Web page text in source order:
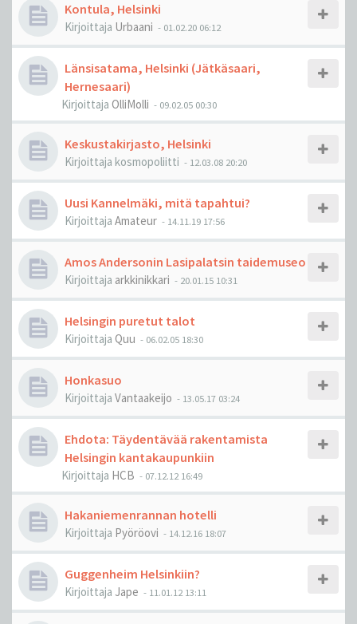
Kontula, Helsinki
Kirjoittaja Urbaani - 01.02.20 06:12
Länsisatama, Helsinki (Jätkäsaari,
Hernesaari)
Kirjoittaja OlliMolli - 09.02.05 00:30
Keskustakirjasto, Helsinki
Kirjoittaja kosmopoliitti - 12.03.08 20:20
Uusi Kannelmäki, mitä tapahtui?
Kirjoittaja Amateur - 14.11.19 17:56
Amos Andersonin Lasipalatsin taidemuseo
Kirjoittaja arkkinikkari - 20.01.15 10:31
Helsingin puretut talot
Kirjoittaja Quu - 06.02.05 18:30
Honkasuo
Kirjoittaja Vantaakeijo - 13.05.17 03:24
Ehdota: Täydentävää rakentamista
Helsingin kantakaupunkiin
Kirjoittaja HCB - 07.12.12 16:49
Hakaniemenrannan hotelli
Kirjoittaja Pyöröovi - 14.12.16 18:07
Guggenheim Helsinkiin?
Kirjoittaja Jape - 11.01.12 13:11